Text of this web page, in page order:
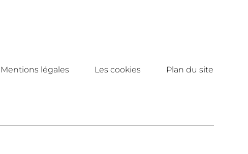
Mentions légales Les cookies Plan du site